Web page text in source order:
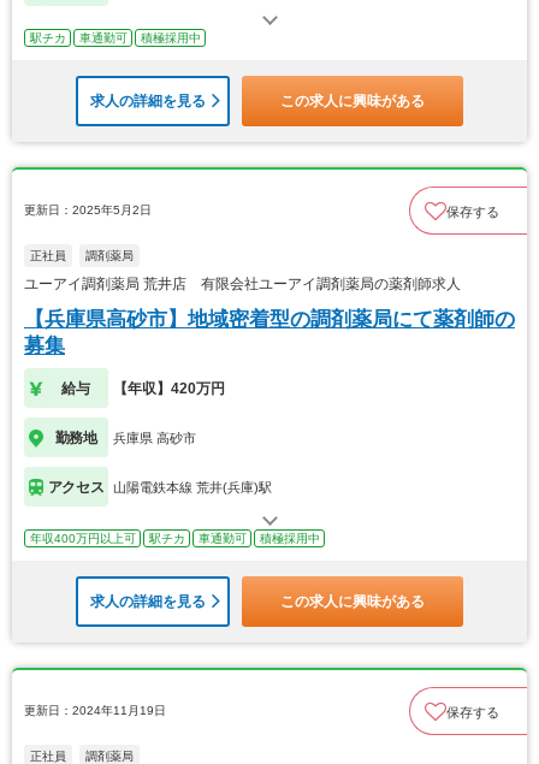
駅チカ 車通勤可 積極採用中
求人の詳細を見る この求人に興味がある
更新日：2025年5月2日 保存する
正社員 調剤薬局
ユーアイ調剤薬局 荒井店 有限会社ユーアイ調剤薬局の薬剤師求人
【兵庫県高砂市】地域密着型の調剤薬局にて薬剤師の
募集
給与 【年収】420万円
勤務地 兵庫県 高砂市
アクセス 山陽電鉄本線 荒井(兵庫)駅
年収400万円以上可 駅チカ 車通勤可 積極採用中
求人の詳細を見る この求人に興味がある
更新日：2024年11月19日 保存する
正社員 調剤薬局